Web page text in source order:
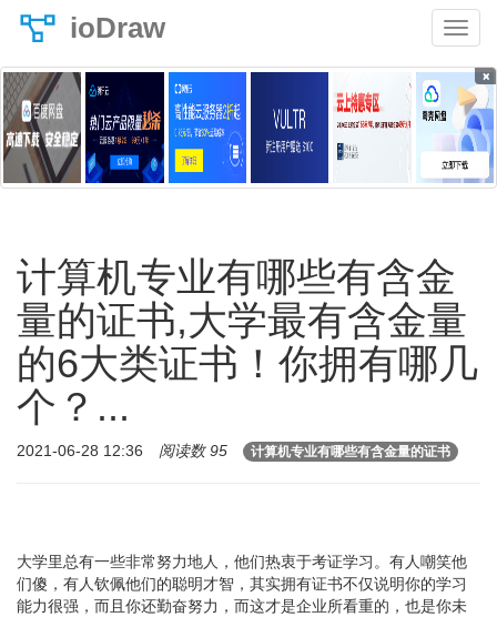
ioDraw
×
计算机专业有哪些有含金
量的证书,大学最有含金量
的6大类证书！你拥有哪几
个？...
2021-06-28 12:36 阅读数 95 计算机专业有哪些有含金量的证书
大学里总有一些非常努力地人，他们热衷于考证学习。有人嘲笑他
们傻，有人钦佩他们的聪明才智，其实拥有证书不仅说明你的学习
能力很强，而且你还勤奋努力，而这才是企业所看重的，也是你未